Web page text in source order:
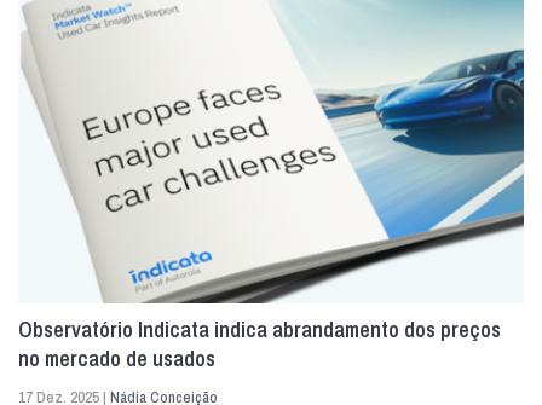
Observatório Indicata indica abrandamento dos preços
no mercado de usados
17 Dez. 2025 | Nádia Conceição